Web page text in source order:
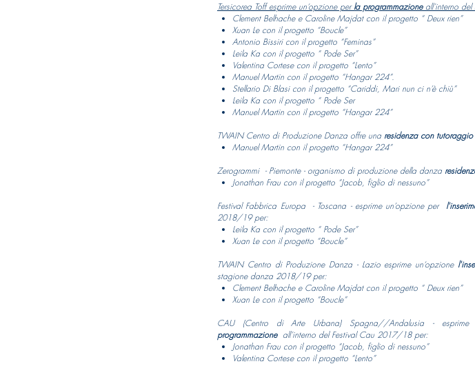
Tersicorea Toff esprime un‘opzione perla programmazioneall’interno
Clement Belhache e Caroline Majdat con il progetto “ Deux rien”
Xuan Le con il progetto “Boucle”
Antonio Bissiri con il progetto “Feminas”
Leila Ka con il progetto “ Pode Ser”
Valentina Cortese con il progetto “Lento”
Manuel Martin con il progetto “Hangar 224”.
Stellario Di Blasi con il progetto “Cariddi, Mari nun ci n’è chiù”
Leila Ka con il progetto “ Pode Ser
Manuel Martin con il progetto “Hangar 224”
TWAIN Centro di Produzione Danza offre una residenza con
Manuel Martin con il progetto “Hangar 224”
Zerogrammi - Piemonte - organismo di produzione della danza
Jonathan Frau con il progetto “Jacob, figlio di nessuno”
Festival Fabbrica Europa - Toscana - esprime un’opzione per
2018/19 per:
Leila Ka con il progetto “ Pode Ser”
Xuan Le con il progetto “Boucle”
TWAIN Centro di Produzione Danza - Lazio esprime un‘opzione
stagione danza 2018/19 per:
Clement Belhache e Caroline Majdat con il progetto “ Deux rien”
Xuan Le con il progetto “Boucle”
CAU (Centro di Arte Urbana) Spagna//Andalusia - esprime
programmazioneall’interno del Festival Cau 2017/18 per:
Jonathan Frau con il progetto “Jacob, figlio di nessuno”
Valentina Cortese con il progetto “Lento”